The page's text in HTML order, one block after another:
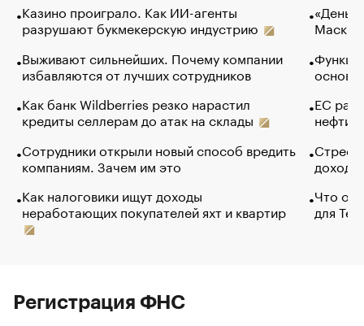
Казино проиграло. Как ИИ-агенты
разрушают букмекерскую индустрию
Выживают сильнейших. Почему компании
избавляются от лучших сотрудников
Как банк Wildberries резко нарастил
кредиты селлерам до атак на склады
Сотрудники открыли новый способ вредить
компаниям. Зачем им это
Как налоговики ищут доходы
неработающих покупателей яхт и квартир
Маск в
основ
ЕС
нефти
Что
для
Регистрация ФНС